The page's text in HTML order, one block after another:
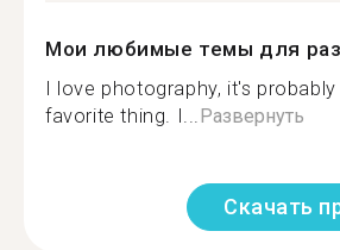
Мои любимые темы для
I love photography, it's
favorite thing. I...Развернуть
Скачать